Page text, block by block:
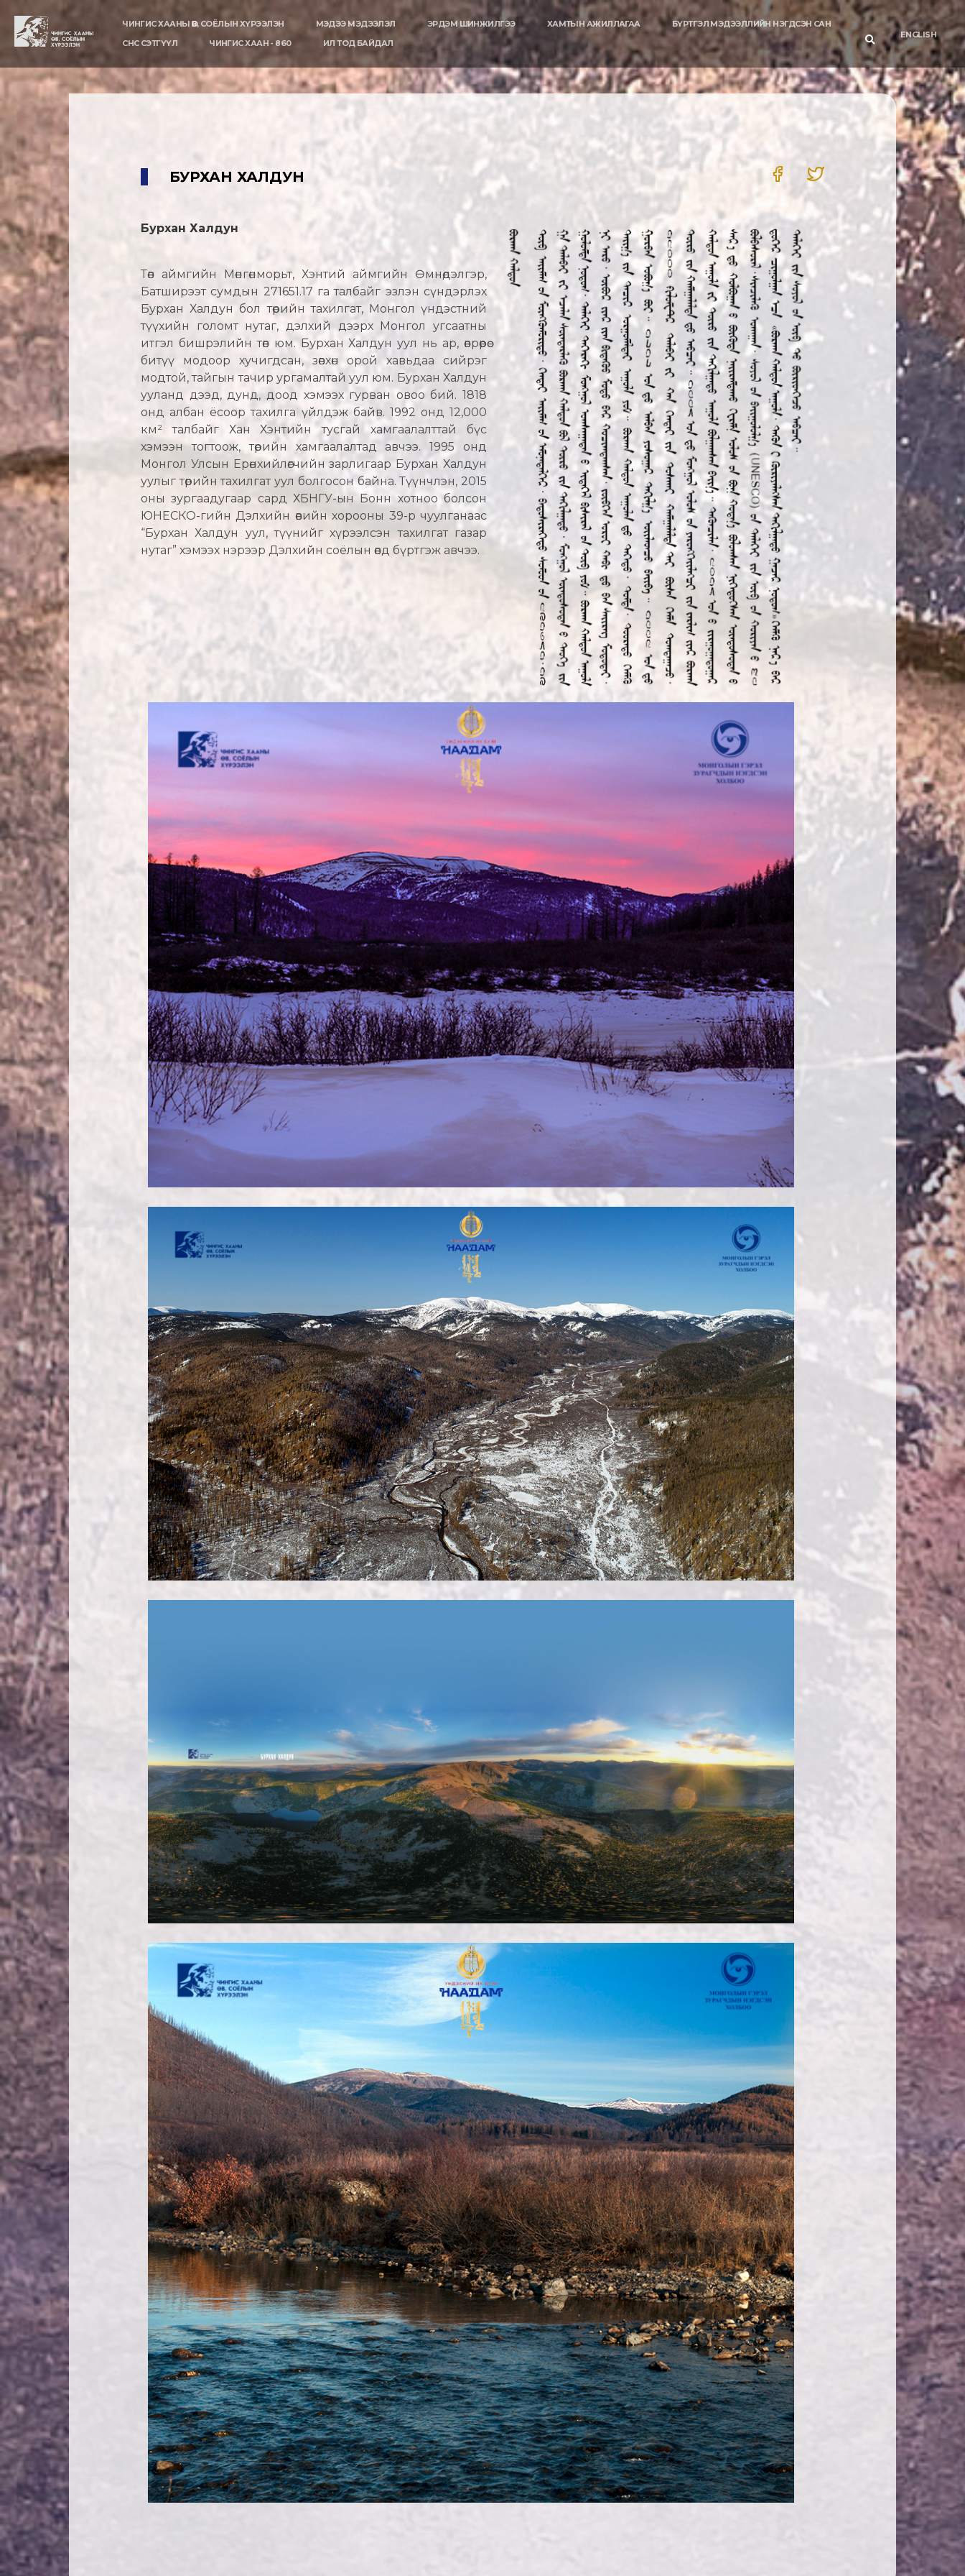
ЧИНГИС ХААНЫ ӨВ, СОЁЛЫН ХҮРЭЭЛЭН МЭДЭЭ МЭДЭЭЛЭЛ ЭРДЭМ ШИНЖИЛГЭЭ ХАМТЫН АЖИЛЛАГАА
БҮРТГЭЛ МЭДЭЭЛЛИЙН НЭГДСЭН САН
CHC СЭТГҮҮЛ
ЧИНГИС ХААН - 860 ИЛ ТОД БАЙДАЛ
ENGLISH
БУРХАН ХАЛДУН
Бурхан Халдун
Төв аймгийн Мөнгөнморьт, Хэнтий аймгийн Өмнөдэлгэр,
Батширээт сумдын 271651.17 га талбайг эзлэн сүндэрлэх
Бурхан Халдун бол төрийн тахилгат, Монгол үндэстний
түүхийн голомт нутаг, дэлхий дээрх Монгол угсаатны
итгэл бишрэлийн төв юм. Бурхан Халдун уул нь ар, өврөөрөө
битүү модоор хучигдсан, зөвхөн орой хавьдаа сийрэг
модтой, тайгын тачир ургамалтай уул юм. Бурхан Халдун
ууланд дээд, дунд, доод хэмээх гурван овоо бий. 1818
онд албан ёсоор тахилга үйлдэж байв. 1992 онд 12,000
км² талбайг Хан Хэнтийн тусгай хамгаалалттай бүс
хэмээн тогтоож, төрийн хамгаалалтад авчээ. 1995 онд
Монгол Улсын Ерөнхийлөгчийн зарлигаар Бурхан Халдун
уулыг төрийн тахилгат уул болгосон байна. Түүнчлэн, 2015
оны зургаадугаар сард ХБНГУ-ын Бонн хотноо болсон
ЮНЕСКО-гийн Дэлхийн өвийн хорооны 39-р чуулганаас
“Бурхан Халдун уул, түүнийг хүрээлсэн тахилгат газар
нутаг” хэмээх нэрээр Дэлхийн соёлын өвд бүртгэж авчээ.